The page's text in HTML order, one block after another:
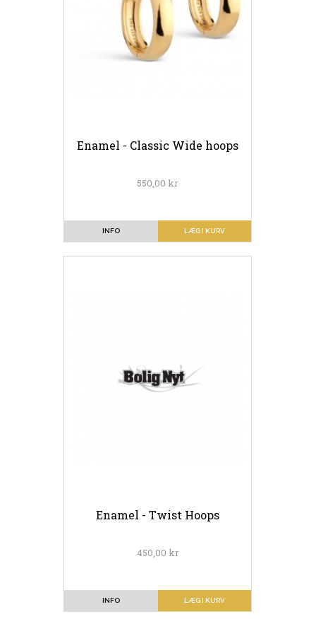
Enamel - Classic Wide hoops
550,00 kr
LÆG I KURV
INFO
Enamel - Twist Hoops
450,00 kr
LÆG I KURV
INFO